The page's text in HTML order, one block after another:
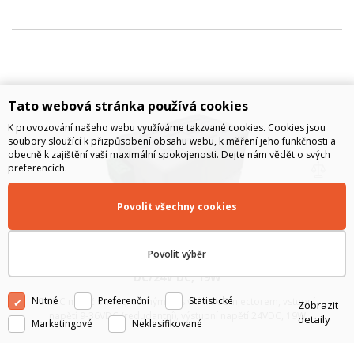
Tycon System TP-DCDC-1224, měnič s PoE, 12V
DC/24V DC, 19W
DCDC měnič s integrovaným pasivním PoE injectorem, vstupní
napětí 9-36VDC (redudantní), výstupní napětí 24VDC, 19W
Tato webová stránka používá cookies
K provozování našeho webu využíváme takzvané cookies. Cookies jsou
soubory sloužící k přizpůsobení obsahu webu, k měření jeho funkčnosti a
obecně k zajištění vaší maximální spokojenosti. Dejte nám vědět o svých
preferencích.
Povolit výběr
Povolit všechny cookies
Nutné Preferenční
Statistické
Marketingové
Neklasifikované
Zobrazit
detaily